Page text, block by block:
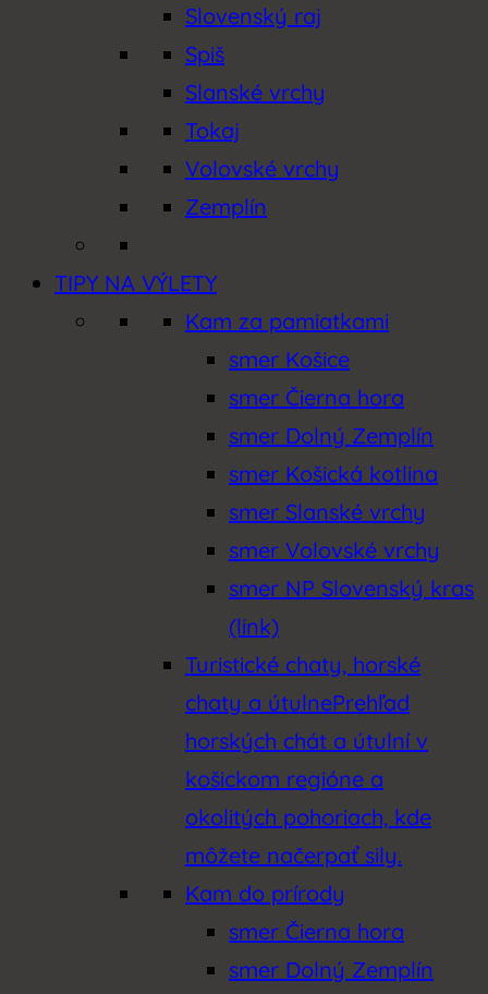
Slovenský raj
Spiš
Slanské vrchy
Tokaj
Volovské vrchy
Zemplín
TIPY NA VÝLETY
Kam za pamiatkami
smer Košice
smer Čierna hora
smer Dolný Zemplín
smer Košická kotlina
smer Slanské vrchy
smer Volovské vrchy
smer NP Slovenský kras
(link)
Turistické chaty, horské
chaty a útulnePrehľad
horských chát a útulní v
košickom regióne a
okolitých pohoriach, kde
môžete načerpať sily.
Kam do prírody
smer Čierna hora
smer Dolný Zemplín